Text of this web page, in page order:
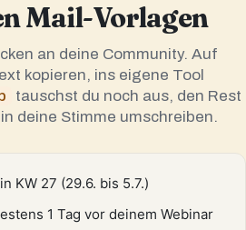
Mail-Vorlagen
an deine Community. Auf
kopieren, ins eigene Tool
tauschst du noch aus, den Rest
deine Stimme umschreiben.
in KW 27 (29.6. bis 5.7.)
1 Tag vor deinem Webinar